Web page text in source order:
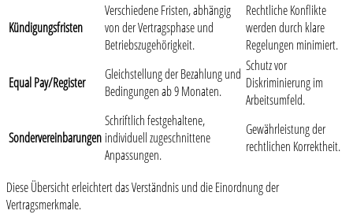
Kündigungsfristen
Verschiedene Fristen, abhängig
von der Vertragsphase und
Betriebszugehörigkeit.
Rechtliche Konflikte
werden durch klare
Regelungen minimiert.
Equal Pay/Register
Gleichstellung der Bezahlung und
Bedingungen ab 9 Monaten.
Schutz vor
Diskriminierung im
Arbeitsumfeld.
Sondervereinbarungen
Schriftlich festgehaltene,
individuell zugeschnittene
Anpassungen.
Gewährleistung der
rechtlichen Korrektheit.
Diese Übersicht erleichtert das Verständnis und die Einordnung der
Vertragsmerkmale.